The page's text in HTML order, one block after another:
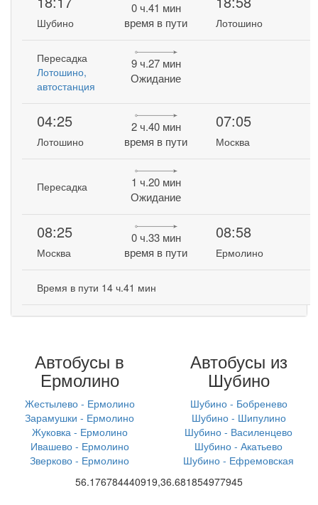
Шубино
0 ч.41 мин
время в пути
Лотошино
Пересадка
Лотошино,
автостанция
9 ч.27 мин
Ожидание
04:25
Лотошино
2 ч.40 мин
время в пути
07:05
Москва
Пересадка
1 ч.20 мин
Ожидание
08:25
Москва
0 ч.33 мин
время в пути
08:58
Ермолино
Время в пути 14 ч.41 мин
Автобусы в
Ермолино
Жестылево - Ермолино
Зарамушки - Ермолино
Жуковка - Ермолино
Ивашево - Ермолино
Зверково - Ермолино
Автобусы из
Шубино
Шубино - Бобренево
Шубино - Шипулино
Шубино - Василенцево
Шубино - Акатьево
Шубино - Ефремовская
56.176784440919,36.681854977945